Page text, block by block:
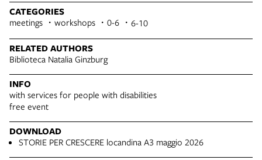
CATEGORIES
meetings workshops 0-6 6-10
RELATED AUTHORS
Biblioteca Natalia Ginzburg
INFO
with services for people with disabilities
free event
DOWNLOAD
STORIE PER CRESCERE locandina A3 maggio 2026